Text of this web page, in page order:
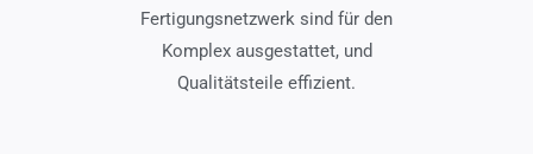
Fertigungsnetzwerk sind für den
Komplex ausgestattet, und
Qualitätsteile effizient.